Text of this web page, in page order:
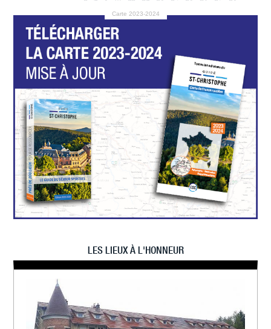
Carte 2023-2024
LES LIEUX À L'HONNEUR